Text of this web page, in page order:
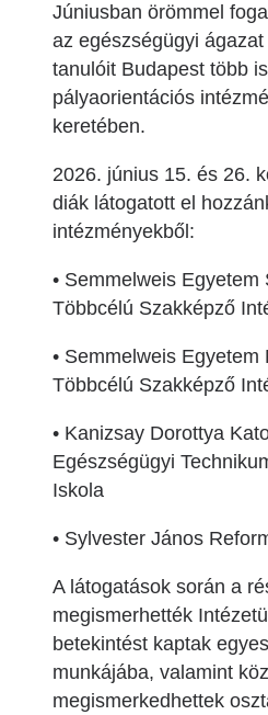
Júniusban örömmel
az egészségügyi
tanulóit Budapest több
pályaorientációs
keretében.
2026. június 15. és 26.
diák látogatott el
intézményekből:
• Semmelweis
Többcélú Szakképző
• Semmelweis Egyetem
Többcélú Szakképző
• Kanizsay Dorottya
Egészségügyi
Iskola
• Sylvester János
A látogatások során a
megismerhették
betekintést kaptak
munkájába, valamint
megismerkedhettek